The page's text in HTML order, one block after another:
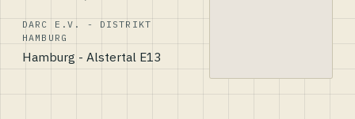
DARC E.V. - DISTRIKT
HAMBURG
Hamburg - Alstertal E13